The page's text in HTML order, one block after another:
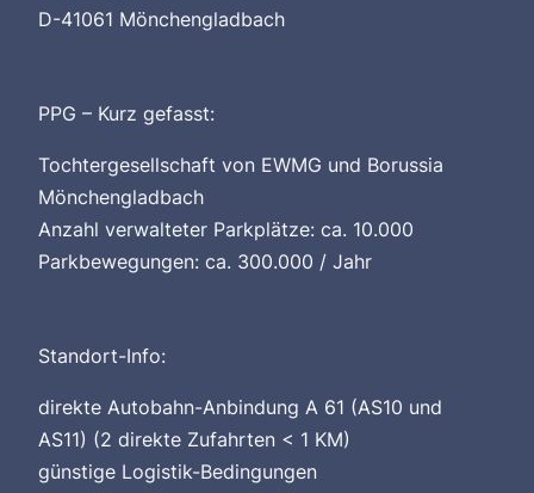
D-41061 Mönchengladbach
PPG – Kurz gefasst:
Tochtergesellschaft von EWMG und Borussia
Mönchengladbach
Anzahl verwalteter Parkplätze: ca. 10.000
Parkbewegungen: ca. 300.000 / Jahr
Standort-Info:
direkte Autobahn-Anbindung A 61 (AS10 und
AS11) (2 direkte Zufahrten < 1 KM)
günstige Logistik-Bedingungen